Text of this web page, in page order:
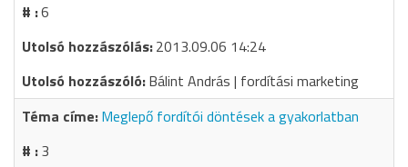
6
2013.09.06 14:24
Bálint András | fordítási marketing
Meglepő fordítói döntések a gyakorlatban
3